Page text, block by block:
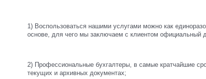
1) Воспользоваться нашими услугами можно как
основе, для чего мы заключаем с клиентом официальный
2) Профессиональные бухгалтеры, в самые кратчайшие
текущих и архивных документах;